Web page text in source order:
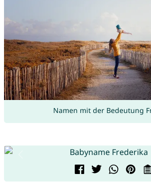
Namen mit der Bedeutung